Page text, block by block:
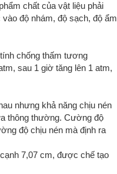
chất của vật liệu phải
độ nhám, độ sạch, độ ẩm
chống thấm tương
sau 1 giờ tăng lên 1 atm,
nhưng khả năng chịu nén
thông thường. Cường độ
độ chịu nén mà định ra
7,07 cm, được chế tạo